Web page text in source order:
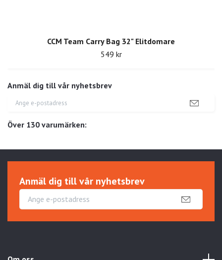
Anmäl dig till vår nyhetsbrev
Över 130 varumärken:
CCM Team Carry Bag 32" Elitdomare
549 kr
Anmäl dig till vår nyhetsbrev